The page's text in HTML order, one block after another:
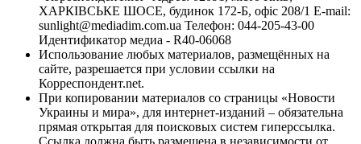
ХАРКІВСЬКЕ ШОСЕ, будинок 172-Б, офіс 208/1 E-mail:
sunlight@mediadim.com.ua Телефон: 044-205-43-00
Идентификатор медиа - R40-06068
Использование любых материалов, размещённых на
сайте, разрешается при условии ссылки на
Корреспондент.net.
При копировании материалов со страницы «Новости
Украины и мира», для интернет-изданий – обязательна
прямая открытая для поисковых систем гиперссылка.
Ссылка должна быть размещена в независимости от